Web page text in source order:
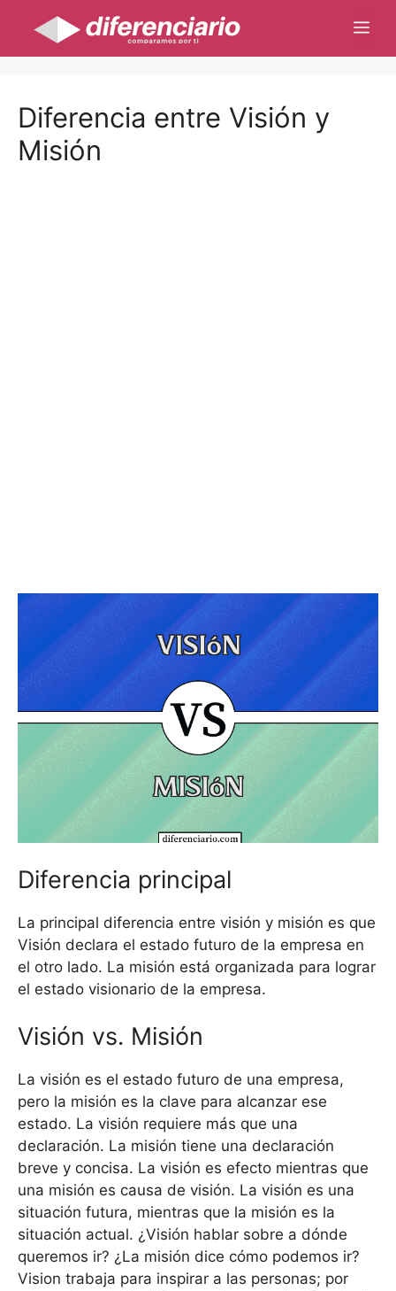
contenido
Diferencia entre Visión y
Misión
Diferencia principal
La principal diferencia entre visión y misión es que
Visión declara el estado futuro de la empresa en
el otro lado. La misión está organizada para lograr
el estado visionario de la empresa.
Visión vs. Misión
La visión es el estado futuro de una empresa,
pero la misión es la clave para alcanzar ese
estado. La visión requiere más que una
declaración. La misión tiene una declaración
breve y concisa. La visión es efecto mientras que
una misión es causa de visión. La visión es una
situación futura, mientras que la misión es la
situación actual. ¿Visión hablar sobre a dónde
queremos ir? ¿La misión dice cómo podemos ir?
Vision trabaja para inspirar a las personas; por